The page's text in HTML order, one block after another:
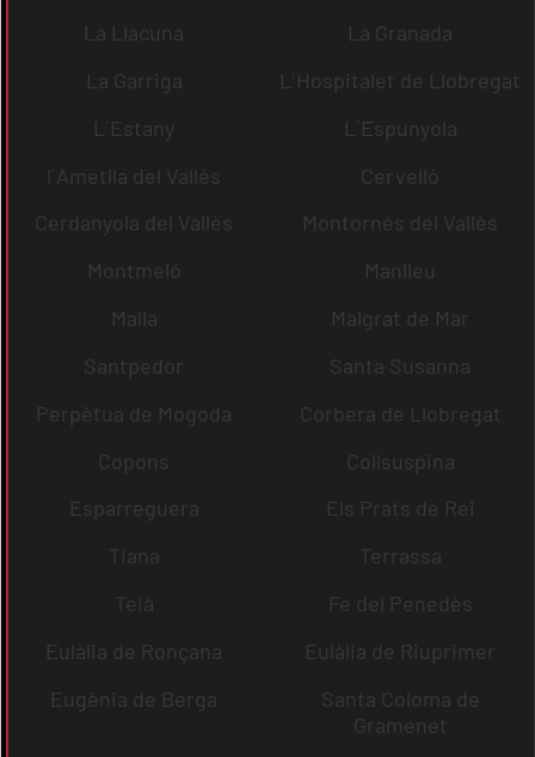
La Llacuna
La Granada
La Garriga
L´Hospitalet de Llobregat
L´Estany
L´Espunyola
l´Ametlla del Vallès
Cervelló
Cerdanyola del Vallès
Montornès del Vallès
Montmeló
Manlleu
Malla
Malgrat de Mar
Santpedor
Santa Susanna
Perpètua de Mogoda
Corbera de Llobregat
Copons
Collsuspina
Esparreguera
Els Prats de Rei
Tiana
Terrassa
Teià
Fe del Penedès
Eulàlia de Ronçana
Eulàlia de Riuprimer
Eugènia de Berga
Santa Coloma de
Gramenet